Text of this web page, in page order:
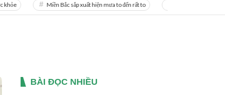
Miền Bắc sắp xuất hiện mưa to đến rất to Danh tính người phụ nữ bị
BÀI ĐỌC NHIỀU